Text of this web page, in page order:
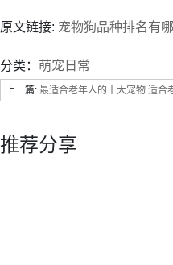
原文链接: 宠物狗品种排名有
分类： 萌宠日常
上一篇: 最适合老年人的十大宠物 适合
推荐分享